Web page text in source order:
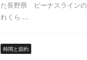
た長野県 ビーナスライン
れくら ...
時間と節約